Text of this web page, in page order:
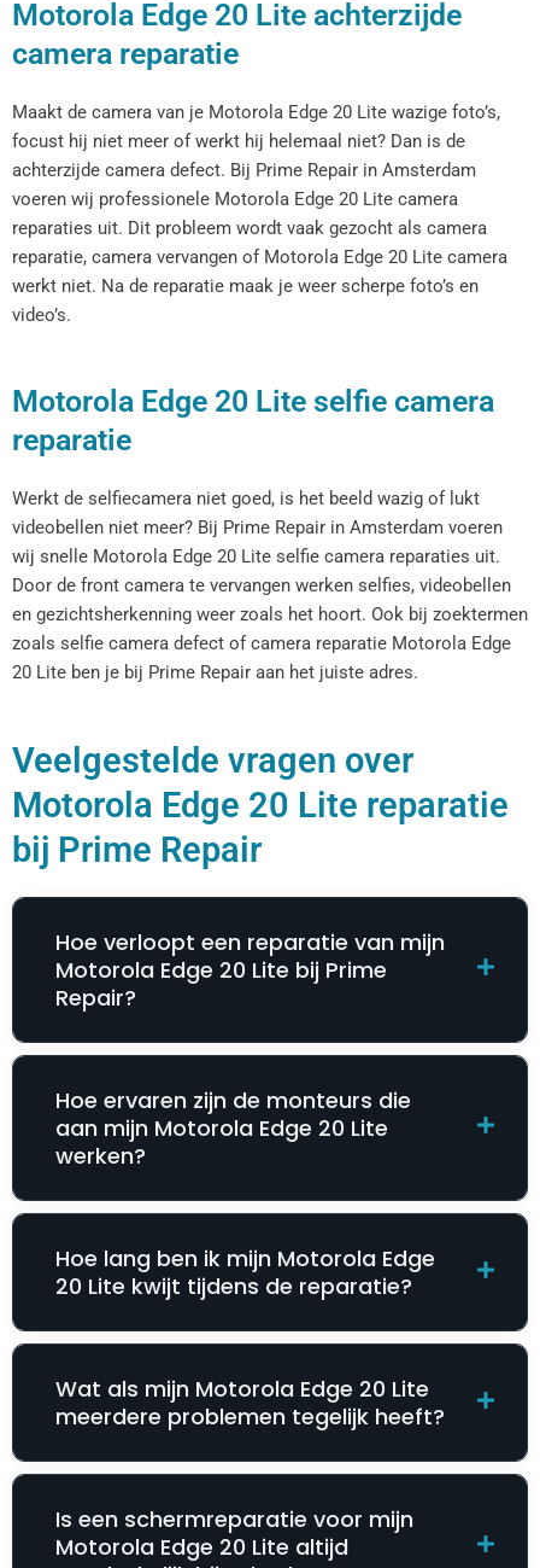
Motorola Edge 20 Lite achterzijde
camera reparatie
Maakt de camera van je Motorola Edge 20 Lite wazige foto’s,
focust hij niet meer of werkt hij helemaal niet? Dan is de
achterzijde camera defect. Bij Prime Repair in Amsterdam
voeren wij professionele Motorola Edge 20 Lite camera
reparaties uit. Dit probleem wordt vaak gezocht als camera
reparatie, camera vervangen of Motorola Edge 20 Lite camera
werkt niet. Na de reparatie maak je weer scherpe foto’s en
video’s.
Motorola Edge 20 Lite selfie camera
reparatie
Werkt de selfiecamera niet goed, is het beeld wazig of lukt
videobellen niet meer? Bij Prime Repair in Amsterdam voeren
wij snelle Motorola Edge 20 Lite selfie camera reparaties uit.
Door de front camera te vervangen werken selfies, videobellen
en gezichtsherkenning weer zoals het hoort. Ook bij zoektermen
zoals selfie camera defect of camera reparatie Motorola Edge
20 Lite ben je bij Prime Repair aan het juiste adres.
Veelgestelde vragen over
Motorola Edge 20 Lite reparatie
bij Prime Repair
Hoe verloopt een reparatie van mijn
Motorola Edge 20 Lite bij Prime
Repair?
Hoe ervaren zijn de monteurs die
aan mijn Motorola Edge 20 Lite
werken?
Hoe lang ben ik mijn Motorola Edge
20 Lite kwijt tijdens de reparatie?
Wat als mijn Motorola Edge 20 Lite
meerdere problemen tegelijk heeft?
Is een schermreparatie voor mijn
Motorola Edge 20 Lite altijd